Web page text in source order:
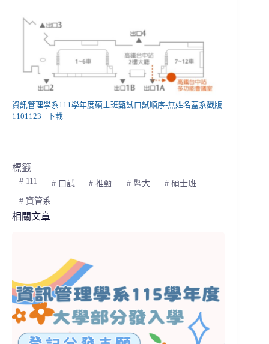
資訊管理學系111學年度碩士班甄試口試順序-無姓名蓋系戳版
1101123
下載
標籤
#111 #口試 # 推甄 # 暨大 # 碩士班
#資管系
相關文章